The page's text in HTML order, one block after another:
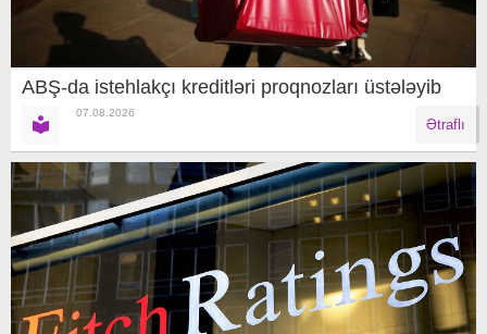
ABŞ-da istehlakçı kreditləri proqnozları üstələyib
07.08.2026
Ətraflı